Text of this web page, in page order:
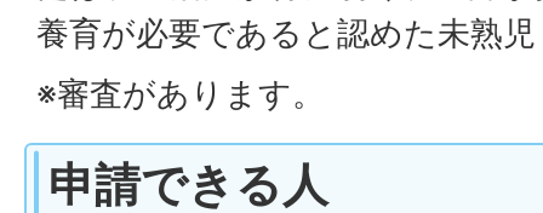
養育が必要であると認めた未熟児
※審査があります。
申請できる人